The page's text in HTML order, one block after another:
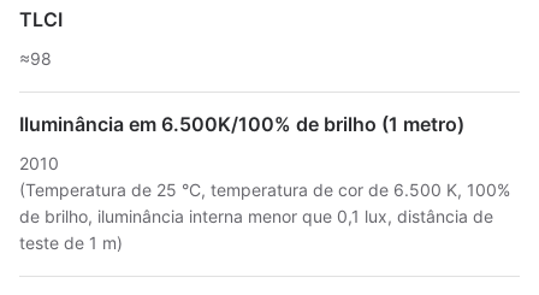
TLCI
≈98
Iluminância em 6.500K/100% de brilho (1 metro)
2010
(Temperatura de 25 °C, temperatura de cor de 6.500 K, 100%
de brilho, iluminância interna menor que 0,1 lux, distância de
teste de 1 m)